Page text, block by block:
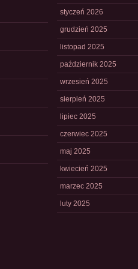
styczeń 2026
grudzień 2025
listopad 2025
październik 2025
wrzesień 2025
sierpień 2025
lipiec 2025
czerwiec 2025
maj 2025
kwiecień 2025
marzec 2025
luty 2025